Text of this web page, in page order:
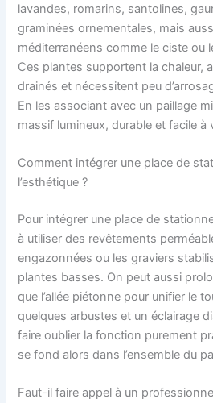
lavandes, romarins, santolines,
graminées ornementales, mais
méditerranéens comme le ciste ou
Ces plantes supportent la chaleur,
drainés et nécessitent peu
En les associant avec un paillage
massif lumineux, durable et facile à
Comment intégrer une place de
l’esthétique ?
Pour intégrer une place de
à utiliser des revêtements
engazonnées ou les graviers
plantes basses. On peut aussi
que l’allée piétonne pour unifier le
quelques arbustes et un éclairage
faire oublier la fonction purement
se fond alors dans l’ensemble du
Faut-il faire appel à un